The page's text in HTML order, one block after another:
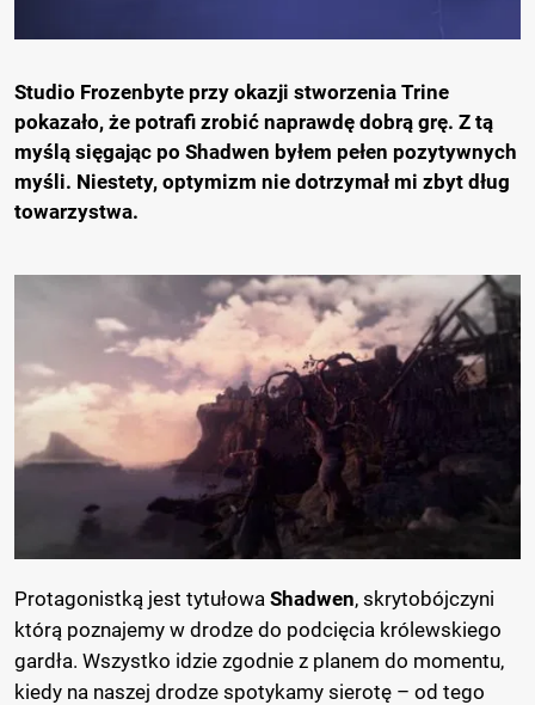
Studio Frozenbyte przy okazji stworzenia Trine
pokazało, że potrafi zrobić naprawdę dobrą grę. Z tą
myślą sięgając po Shadwen byłem pełen pozytywnych
myśli. Niestety, optymizm nie dotrzymał mi zbyt dług
towarzystwa.
Protagonistką jest tytułowa Shadwen, skrytobójczyni
którą poznajemy w drodze do podcięcia królewskiego
gardła. Wszystko idzie zgodnie z planem do momentu,
kiedy na naszej drodze spotykamy sierotę – od tego